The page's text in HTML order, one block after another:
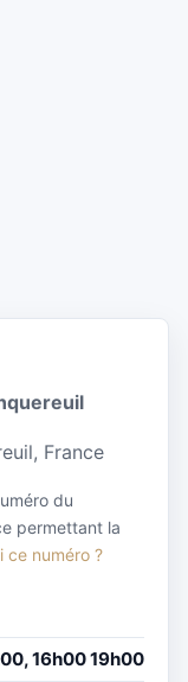
France
du
permettant la
ce numéro ?
16h00 19h00